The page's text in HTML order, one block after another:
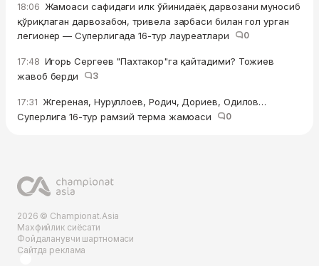
18:06 Жамоаси сафидаги илк ўйинидаёқ дарвозани муносиб
қўриқлаган дарвозабон, тривела зарбаси билан гол урган
легионер — Суперлигада 16-тур лауреатлари
0
17:48 Игорь Сергеев "Пахтакор"га қайтадими? Тожиев
жавоб берди
3
17:31 Жгереная, Нуруллоев, Родич, Дориев, Одилов…
Суперлига 16-тур рамзий терма жамоаси
0
2026 © Championat.Asia
Махфийлик сиёсати
Фойдаланувчи шартномаси
Сайтда реклама